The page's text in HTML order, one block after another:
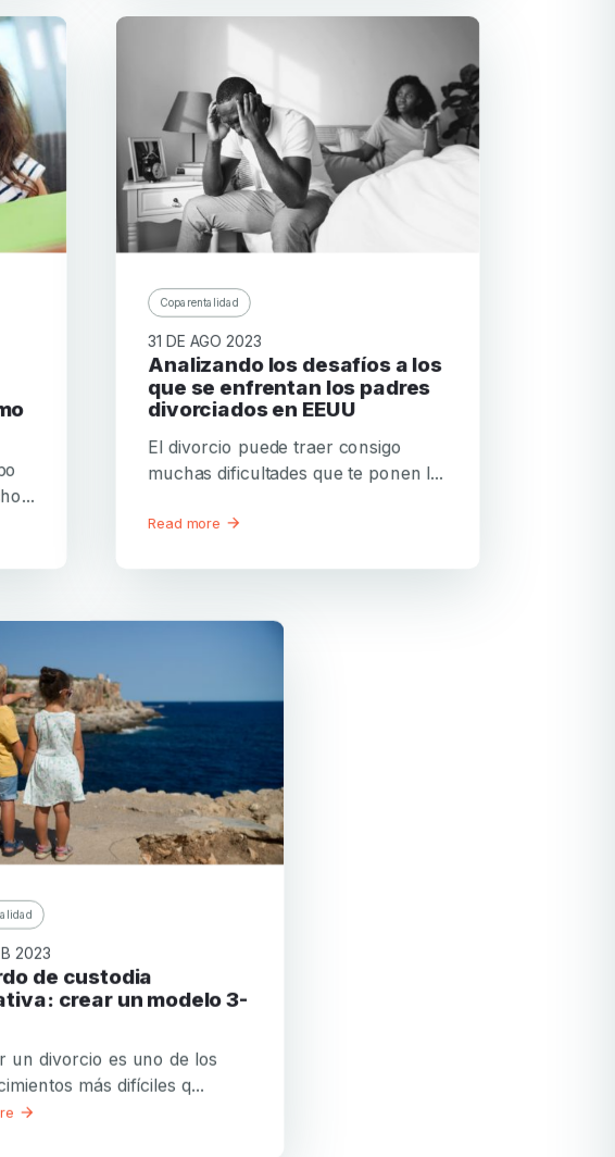
Coparentalidad
31 DE AGO 2023
Analizando los desafíos a los
que se enfrentan los padres
divorciados en EEUU
El divorcio puede traer consigo
muchas dificultades que te ponen l...
Read more
2023
crear un modelo 3-
un divorcio es uno de los
más difíciles q...